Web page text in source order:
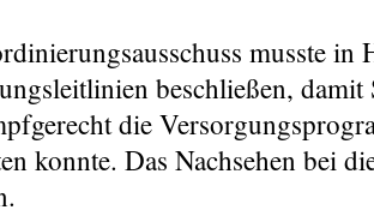
musste in
beschließen, damit
die
konnte. Das Nachsehen bei